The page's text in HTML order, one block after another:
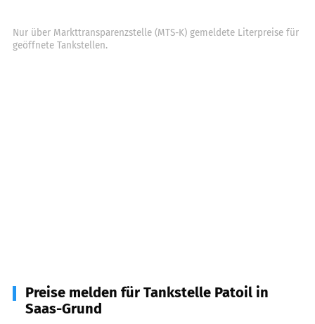
Nur über Markttransparenzstelle (MTS-K) gemeldete Literpreise für
geöffnete Tankstellen.
Preise melden für Tankstelle Patoil in
Saas-Grund